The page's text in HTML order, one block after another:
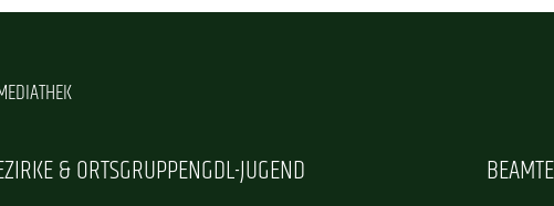
& ORTSGRUPPENGDL-JUGEND BEAMTE